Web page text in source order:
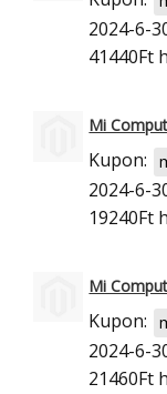
2024-6-
41440Ft
Mi
Kupon:
2024-6-
19240Ft
Mi
Kupon:
2024-6-
21460Ft